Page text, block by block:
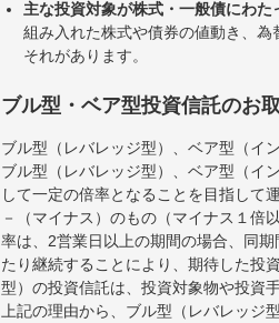
主な投資対象が株式・一般債にわ
組み入れた株式や債券の値動き、
それがあります。
ブル型・ベア型投資信託のお
ブル型（レバレッジ型）、ベア型（イ
ブル型（レバレッジ型）、ベア型（イ
して一定の倍率となることを目指して
－（マイナス）のもの（マイナス１倍
率は、2営業日以上の期間の場合、同
たり継続することにより、期待した投
型）の投資信託は、投資対象物や投資
上記の理由から、ブル型（レバレッ